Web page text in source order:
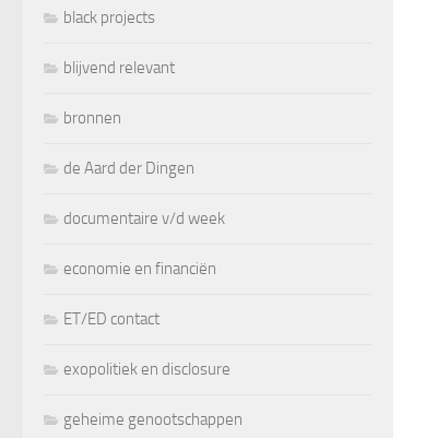
black projects
blijvend relevant
bronnen
de Aard der Dingen
documentaire v/d week
economie en financiën
ET/ED contact
exopolitiek en disclosure
geheime genootschappen